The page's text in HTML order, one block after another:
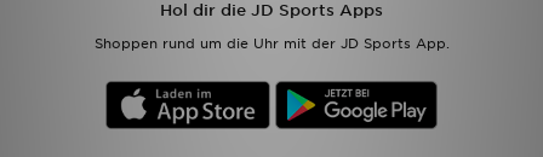
Hol dir die JD Sports Apps
Shoppen rund um die Uhr mit der JD Sports App.